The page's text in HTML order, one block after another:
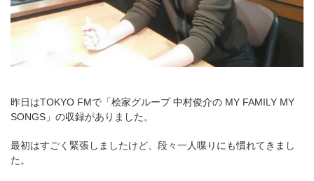
昨日はTOKYO FMで「桧家グループ 中村俊介の MY FAMILY MY
SONGS」の収録がありました。
最初はすごく緊張しましたけど、段々一人喋りにも慣れてきまし
た。